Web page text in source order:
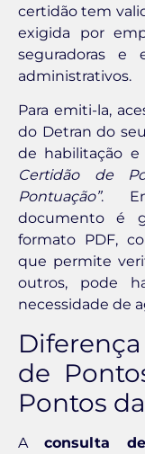
certidão tem
exigida por
seguradoras e
administrativos.
Para emiti-la,
do Detran do
de habilitação
Certidão de
Pontuação”.
documento é
formato PDF,
que permite
outros, pode
necessidade de
de
Pontos
Aconsulta